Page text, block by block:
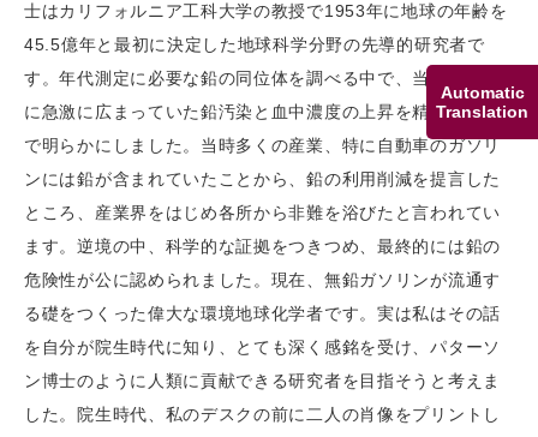
Automatic
Translation
士はカリフォルニア工科大学の教授で1953年に地球の年齢を
45.5億年と最初に決定した地球科学分野の先導的研究者で
す。年代測定に必要な鉛の同位体を調べる中で、当時環境中
に急激に広まっていた鉛汚染と血中濃度の上昇を精密な分析
で明らかにしました。当時多くの産業、特に自動車のガソリ
ンには鉛が含まれていたことから、鉛の利用削減を提言した
ところ、産業界をはじめ各所から非難を浴びたと言われてい
ます。逆境の中、科学的な証拠をつきつめ、最終的には鉛の
危険性が公に認められました。現在、無鉛ガソリンが流通す
る礎をつくった偉大な環境地球化学者です。実は私はその話
を自分が院生時代に知り、とても深く感銘を受け、パターソ
ン博士のように人類に貢献できる研究者を目指そうと考えま
した。院生時代、私のデスクの前に二人の肖像をプリントし